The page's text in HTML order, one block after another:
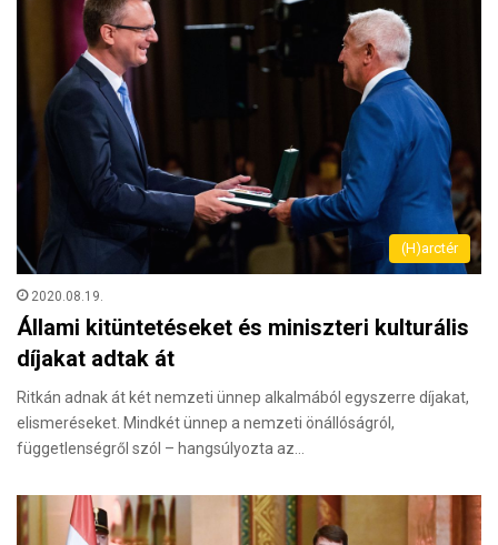
(H)arctér
2020.08.19.
Állami kitüntetéseket és miniszteri kulturális
díjakat adtak át
Ritkán adnak át két nemzeti ünnep alkalmából egyszerre díjakat,
elismeréseket. Mindkét ünnep a nemzeti önállóságról,
függetlenségről szól – hangsúlyozta az…